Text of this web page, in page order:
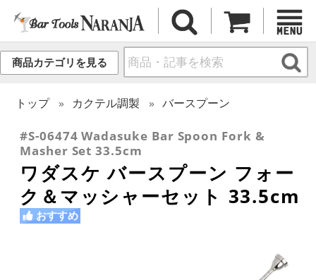
商品カテゴリを見る
トップ カクテル調製 バースプーン
#S-06474 Wadasuke Bar Spoon Fork &
Masher Set 33.5cm
ワダスケ バースプーン フォー
ク＆マッシャーセット 33.5cm
おすすめ